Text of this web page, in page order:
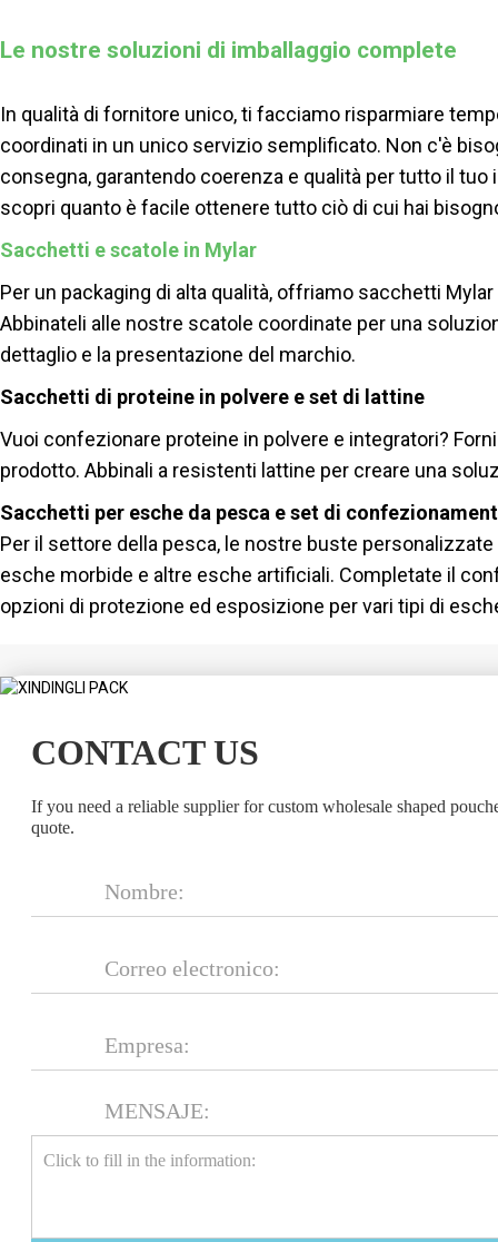
Le nostre soluzioni di imballaggio complete
In qualità di fornitore unico, ti facciamo risparmiare
coordinati in un unico servizio semplificato. Non c'è
consegna, garantendo coerenza e qualità per tutto il
scopri quanto è facile ottenere tutto ciò di cui hai
Sacchetti e scatole in Mylar
Per un packaging di alta qualità, offriamo sacchetti
Abbinateli alle nostre scatole coordinate per una
dettaglio e la presentazione del marchio.
Sacchetti di proteine ​​in polvere e set di lattine
Vuoi confezionare proteine ​​in polvere e integratori?
prodotto. Abbinali a resistenti lattine per creare una
Sacchetti per esche da pesca e set di
Per il settore della pesca, le nostre buste
esche morbide e altre esche artificiali. Completate il
opzioni di protezione ed esposizione per vari tipi di
CONTACT US
If you need a reliable supplier for custom wholesale shaped
quote.
MENSAJE: